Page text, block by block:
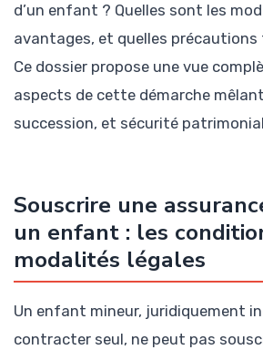
d’un enfant ? Quelles sont les
avantages, et quelles
Ce dossier propose une vue
aspects de cette démarche
succession, et sécurité
Souscrire une
un enfant : les
modalités légales
Un enfant mineur, juridiquement
contracter seul, ne peut pas